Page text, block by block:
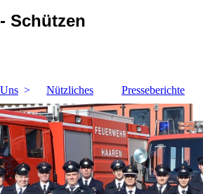
Schützen
Nützliches Presseberichte